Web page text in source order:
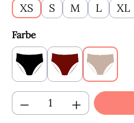
XS
S M L XL
Farbeauswählen
SchwarzBordeauxrot
Beige
Produkt Anzahl: